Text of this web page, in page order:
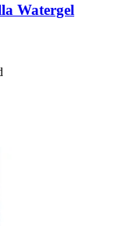
Watergel